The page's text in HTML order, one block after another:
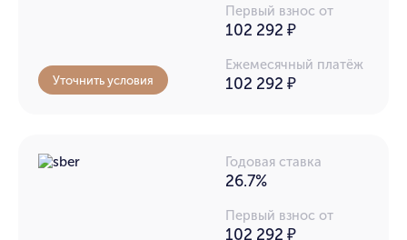
Первый взнос от
102 292 ₽
Ежемесячный платёж
102 292 ₽
Уточнить условия
Годовая ставка
26.7%
Первый взнос от
102 292 ₽